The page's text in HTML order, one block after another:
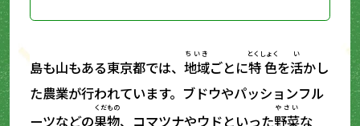
島も山もある東京都では、地域
ちいき
ごとに特色
とくしょく
を活
い
かし
た農業が行われています。ブドウやパッションフル
ーツなどの果物
くだもの
、コマツナやウドといった野菜
やさい
な